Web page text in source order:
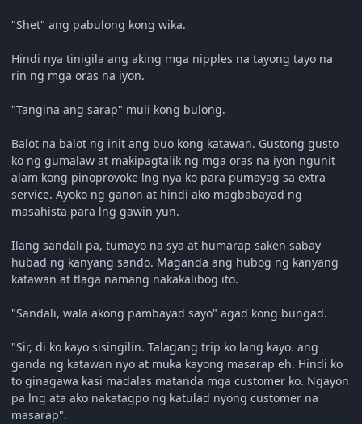
"Shet" ang pabulong kong wika.
Hindi nya tinigila ang aking mga nipples na tayong tayo na
rin ng mga oras na iyon.
"Tangina ang sarap" muli kong bulong.
Balot na balot ng init ang buo kong katawan. Gustong gusto
ko ng gumalaw at makipagtalik ng mga oras na iyon ngunit
alam kong pinoprovoke lng nya ko para pumayag sa extra
service. Ayoko ng ganon at hindi ako magbabayad ng
masahista para lng gawin yun.
Ilang sandali pa, tumayo na sya at humarap saken sabay
hubad ng kanyang sando. Maganda ang hubog ng kanyang
katawan at tlaga namang nakakalibog ito.
"Sandali, wala akong pambayad sayo" agad kong bungad.
"Sir, di ko kayo sisingilin. Talagang trip ko lang kayo. ang
ganda ng katawan nyo at muka kayong masarap eh. Hindi ko
to ginagawa kasi madalas matanda mga customer ko. Ngayon
pa lng ata ako nakatagpo ng katulad nyong customer na
masarap".